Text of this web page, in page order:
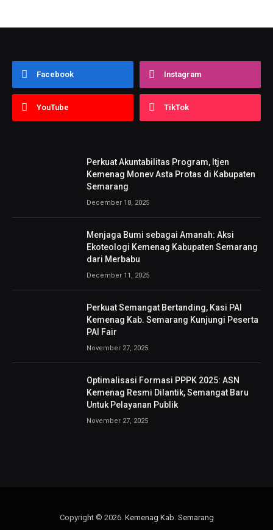
Facebook Instagram
YouTube TikTok
Perkuat Akuntabilitas Program, Itjen
Kemenag Monev Asta Protas di Kabupaten
Semarang
December 18, 2025
Menjaga Bumi sebagai Amanah: Aksi
Ekoteologi Kemenag Kabupaten Semarang
dari Merbabu
December 11, 2025
Perkuat Semangat Bertanding, Kasi PAI
Kemenag Kab. Semarang Kunjungi Peserta
PAI Fair
November 27, 2025
Optimalisasi Formasi PPPK 2025: ASN
Kemenag Resmi Dilantik, Semangat Baru
Untuk Pelayanan Publik
November 27, 2025
Copyright © 2026. Kemenag Kab. Semarang